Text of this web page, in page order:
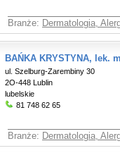
Branże: Dermatologia,
BAŃKA KRYSTYNA, lek.
ul. Szelburg-Zarembiny 30
2O-448 Lublin
lubelskie
81 748 62 65
Branże: Dermatologia,